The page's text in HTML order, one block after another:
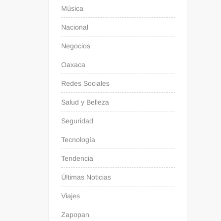
Música
Nacional
Negocios
Oaxaca
Redes Sociales
Salud y Belleza
Seguridad
Tecnología
Tendencia
Últimas Noticias
Viajes
Zapopan